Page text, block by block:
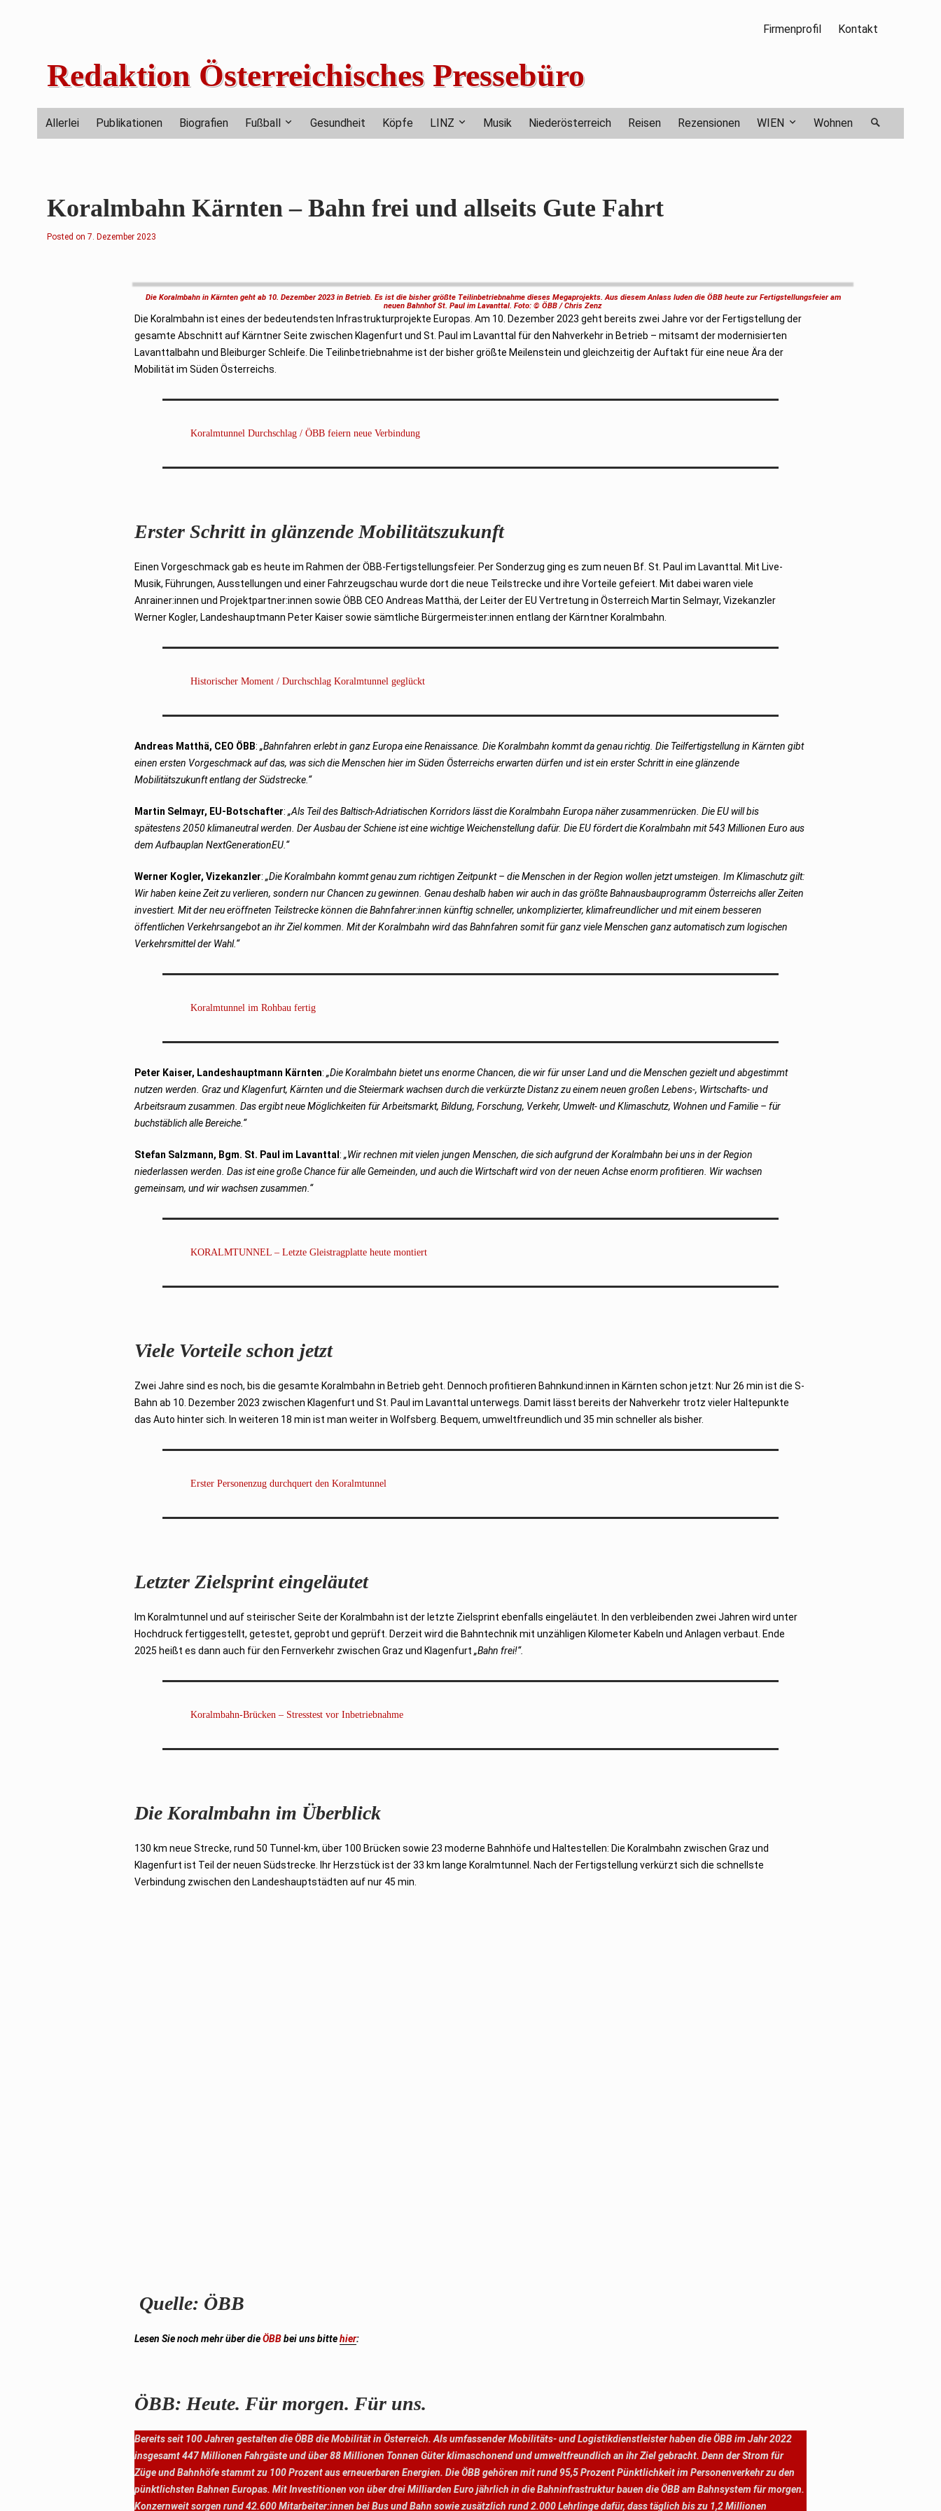
Firmenprofil Kontakt
Redaktion Österreichisches Pressebüro
Allerlei Publikationen Biografien Fußball Gesundheit Köpfe LINZ Musik Niederösterreich Reisen Rezensionen WIEN Wohnen
Koralmbahn Kärnten – Bahn frei und allseits Gute Fahrt
Posted on7
7. Dezember 2023
Die Koralmbahn in Kärnten geht ab 10. Dezember 2023 in Betrieb. Es ist die bisher größte Teilinbetriebnahme dieses Megaprojekts. Aus diesem Anlass luden die ÖBB heute zur Fertigstellungsfeier am
neuen Bahnhof St. Paul im Lavanttal. Foto: © ÖBB / Chris Zenz
Die Koralmbahn ist eines der bedeutendsten Infrastrukturprojekte Europas. Am 10. Dezember 2023 geht bereits zwei Jahre vor der Fertigstellung der
gesamte Abschnitt auf Kärntner Seite zwischen Klagenfurt und St. Paul im Lavanttal für den Nahverkehr in Betrieb – mitsamt der modernisierten
Lavanttalbahn und Bleiburger Schleife. Die Teilinbetriebnahme ist der bisher größte Meilenstein und gleichzeitig der Auftakt für eine neue Ära der
Mobilität im Süden Österreichs.
Koralmtunnel Durchschlag / ÖBB feiern neue Verbindung
Erster Schritt in glänzende Mobilitätszukunft
Einen Vorgeschmack gab es heute im Rahmen der ÖBB-Fertigstellungsfeier. Per Sonderzug ging es zum neuen Bf. St. Paul im Lavanttal. Mit Live-
Musik, Führungen, Ausstellungen und einer Fahrzeugschau wurde dort die neue Teilstrecke und ihre Vorteile gefeiert. Mit dabei waren viele
Anrainer:innen und Projektpartner:innen sowie ÖBB CEO Andreas Matthä, der Leiter der EU Vertretung in Österreich Martin Selmayr, Vizekanzler
Werner Kogler, Landeshauptmann Peter Kaiser sowie sämtliche Bürgermeister:innen entlang der Kärntner Koralmbahn.
Historischer Moment / Durchschlag Koralmtunnel geglückt
Andreas Matthä, CEO ÖBB: „Bahnfahren erlebt in ganz Europa eine Renaissance. Die Koralmbahn kommt da genau richtig. Die Teilfertigstellung in Kärnten gibt
einen ersten Vorgeschmack auf das, was sich die Menschen hier im Süden Österreichs erwarten dürfen und ist ein erster Schritt in eine glänzende
Mobilitätszukunft entlang der Südstrecke.“
Martin Selmayr, EU-Botschafter: „Als Teil des Baltisch-Adriatischen Korridors lässt die Koralmbahn Europa näher zusammenrücken. Die EU will bis
spätestens 2050 klimaneutral werden. Der Ausbau der Schiene ist eine wichtige Weichenstellung dafür. Die EU fördert die Koralmbahn mit 543 Millionen Euro aus
dem Aufbauplan NextGenerationEU.“
Werner Kogler, Vizekanzler: „Die Koralmbahn kommt genau zum richtigen Zeitpunkt – die Menschen in der Region wollen jetzt umsteigen. Im Klimaschutz gilt:
Wir haben keine Zeit zu verlieren, sondern nur Chancen zu gewinnen. Genau deshalb haben wir auch in das größte Bahnausbauprogramm Österreichs aller Zeiten
investiert. Mit der neu eröffneten Teilstrecke können die Bahnfahrer:innen künftig schneller, unkomplizierter, klimafreundlicher und mit einem besseren
öffentlichen Verkehrsangebot an ihr Ziel kommen. Mit der Koralmbahn wird das Bahnfahren somit für ganz viele Menschen ganz automatisch zum logischen
Verkehrsmittel der Wahl.“
Koralmtunnel im Rohbau fertig
Peter Kaiser, Landeshauptmann Kärnten: „Die Koralmbahn bietet uns enorme Chancen, die wir für unser Land und die Menschen gezielt und abgestimmt
nutzen werden. Graz und Klagenfurt, Kärnten und die Steiermark wachsen durch die verkürzte Distanz zu einem neuen großen Lebens-, Wirtschafts- und
Arbeitsraum zusammen. Das ergibt neue Möglichkeiten für Arbeitsmarkt, Bildung, Forschung, Verkehr, Umwelt- und Klimaschutz, Wohnen und Familie – für
buchstäblich alle Bereiche.“
Stefan Salzmann, Bgm. St. Paul im Lavanttal: „Wir rechnen mit vielen jungen Menschen, die sich aufgrund der Koralmbahn bei uns in der Region
niederlassen werden. Das ist eine große Chance für alle Gemeinden, und auch die Wirtschaft wird von der neuen Achse enorm profitieren. Wir wachsen
gemeinsam, und wir wachsen zusammen.“
KORALMTUNNEL – Letzte Gleistragplatte heute montiert
Viele Vorteile schon jetzt
Zwei Jahre sind es noch, bis die gesamte Koralmbahn in Betrieb geht. Dennoch profitieren Bahnkund:innen in Kärnten schon jetzt: Nur 26 min ist die S-
Bahn ab 10. Dezember 2023 zwischen Klagenfurt und St. Paul im Lavanttal unterwegs. Damit lässt bereits der Nahverkehr trotz vieler Haltepunkte
das Auto hinter sich. In weiteren 18 min ist man weiter in Wolfsberg. Bequem, umweltfreundlich und 35 min schneller als bisher.
Erster Personenzug durchquert den Koralmtunnel
Letzter Zielsprint eingeläutet
Im Koralmtunnel und auf steirischer Seite der Koralmbahn ist der letzte Zielsprint ebenfalls eingeläutet. In den verbleibenden zwei Jahren wird unter
Hochdruck fertiggestellt, getestet, geprobt und geprüft. Derzeit wird die Bahntechnik mit unzähligen Kilometer Kabeln und Anlagen verbaut. Ende
2025 heißt es dann auch für den Fernverkehr zwischen Graz und Klagenfurt „Bahn frei!“.
Koralmbahn-Brücken – Stresstest vor Inbetriebnahme
Die Koralmbahn im Überblick
130 km neue Strecke, rund 50 Tunnel-km, über 100 Brücken sowie 23 moderne Bahnhöfe und Haltestellen: Die Koralmbahn zwischen Graz und
Klagenfurt ist Teil der neuen Südstrecke. Ihr Herzstück ist der 33 km lange Koralmtunnel. Nach der Fertigstellung verkürzt sich die schnellste
Verbindung zwischen den Landeshauptstädten auf nur 45 min.
Quelle: ÖBB
Lesen Sie noch mehr über dieÖBBbei uns bittehier:
ÖBB: Heute. Für morgen. Für uns.
Bereits seit 100 Jahren gestalten die ÖBB die Mobilität in Österreich. Als umfassender Mobilitäts- und Logistikdienstleister haben die ÖBB im Jahr 2022
insgesamt 447 Millionen Fahrgäste und über 88 Millionen Tonnen Güter klimaschonend und umweltfreundlich an ihr Ziel gebracht. Denn der Strom für
Züge und Bahnhöfe stammt zu 100 Prozent aus erneuerbaren Energien. Die ÖBB gehören mit rund 95,5 Prozent Pünktlichkeit im Personenverkehr zu den
pünktlichsten Bahnen Europas. Mit Investitionen von über drei Milliarden Euro jährlich in die Bahninfrastruktur bauen die ÖBB am Bahnsystem für morgen.
Konzernweit sorgen rund 42.600 Mitarbeiter:innen bei Bus und Bahn sowie zusätzlich rund 2.000 Lehrlinge dafür, dass täglich bis zu 1,2 Millionen